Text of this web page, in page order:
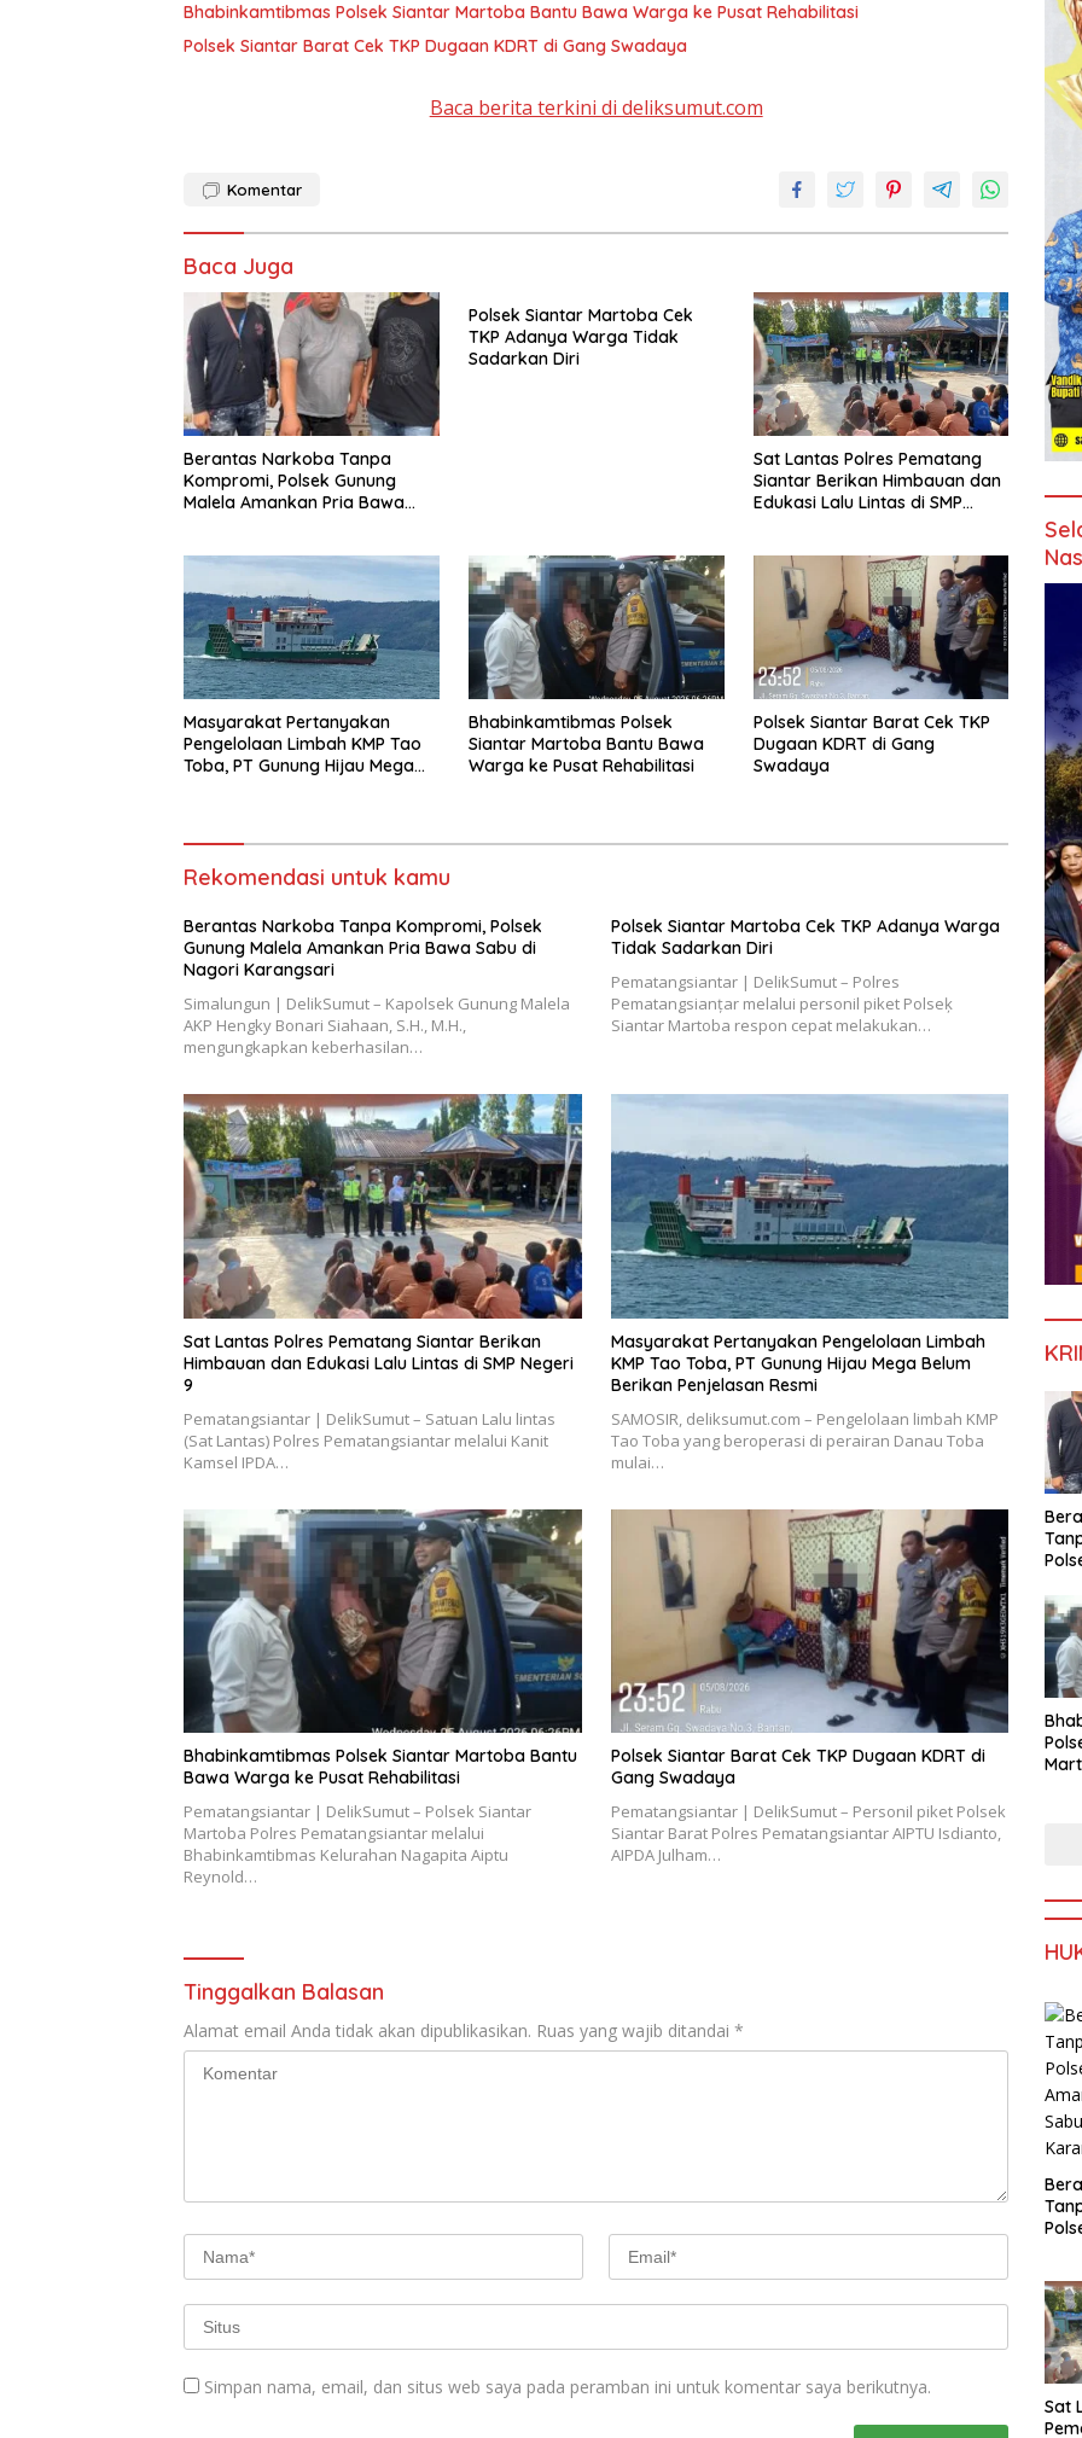
Bhabinkamtibmas Polsek Siantar Martoba Bantu Bawa Warga ke Pusat Rehabilitasi
Polsek Siantar Barat Cek TKP Dugaan KDRT di Gang Swadaya
Baca berita terkini di deliksumut.com
Komentar
Baca Juga
Berantas Narkoba Tanpa
Kompromi, Polsek Gunung
Malela Amankan Pria Bawa
Polsek Siantar Martoba Cek
TKP Adanya Warga Tidak
Sadarkan Diri
Sat Lantas Polres Pematang
Siantar Berikan Himbauan dan
Edukasi Lalu Lintas di SMP
Masyarakat Pertanyakan
Pengelolaan Limbah KMP Tao
Toba, PT Gunung Hijau Mega
Bhabinkamtibmas Polsek
Siantar Martoba Bantu Bawa
Warga ke Pusat Rehabilitasi
Polsek Siantar Barat Cek TKP
Dugaan KDRT di Gang
Swadaya
Rekomendasi untuk kamu
Berantas Narkoba Tanpa Kompromi, Polsek
Gunung Malela Amankan Pria Bawa Sabu di
Nagori Karangsari
Simalungun | DelikSumut – Kapolsek Gunung Malela
AKP Hengky Bonari Siahaan, S.H., M.H.,
mengungkapkan keberhasilan…
Polsek Siantar Martoba Cek TKP Adanya Warga
Tidak Sadarkan Diri
Pematangsiantar | DelikSumut – Polres
Pematangsianțar melalui personil piket Polseķ
Siantar Martoba respon cepat melakukan…
Sat Lantas Polres Pematang Siantar Berikan
Himbauan dan Edukasi Lalu Lintas di SMP Negeri
9
Pematangsiantar | DelikSumut – Satuan Lalu lintas
(Sat Lantas) Polres Pematangsiantar melalui Kanit
Kamsel IPDA…
Masyarakat Pertanyakan Pengelolaan Limbah
KMP Tao Toba, PT Gunung Hijau Mega Belum
Berikan Penjelasan Resmi
SAMOSIR, deliksumut.com – Pengelolaan limbah KMP
Tao Toba yang beroperasi di perairan Danau Toba
mulai…
Bhabinkamtibmas Polsek Siantar Martoba Bantu
Bawa Warga ke Pusat Rehabilitasi
Pematangsiantar | DelikSumut – Polsek Siantar
Martoba Polres Pematangsiantar melalui
Bhabinkamtibmas Kelurahan Nagapita Aiptu
Reynold…
Polsek Siantar Barat Cek TKP Dugaan KDRT di
Gang Swadaya
Pematangsiantar | DelikSumut – Personil piket Polsek
Siantar Barat Polres Pematangsiantar AIPTU Isdianto,
AIPDA Julham…
Tinggalkan Balasan
Alamat email Anda tidak akan dipublikasikan. Ruas yang wajib ditandai *
Simpan nama, email, dan situs web saya pada peramban ini untuk komentar saya berikutnya.
Sat